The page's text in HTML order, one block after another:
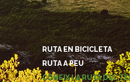
RUTA EN BICICLETA
RUTA A PEU
CONEIX LA RUTA DEL